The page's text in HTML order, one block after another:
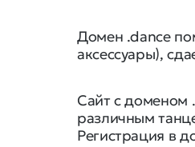
Домен .dance
аксессуары),
Сайт с доменом
различным
Регистрация в